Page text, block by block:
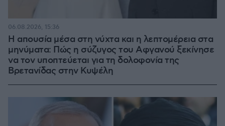
Η απουσία μέσα στη νύχτα και η λεπτομέρεια στα
μηνύματα: Πώς η σύζυγος του Αφγανού ξεκίνησε
να τον υποπτεύεται για τη δολοφονία της
Βρετανίδας στην Κυψέλη
06.08.2026, 15:36